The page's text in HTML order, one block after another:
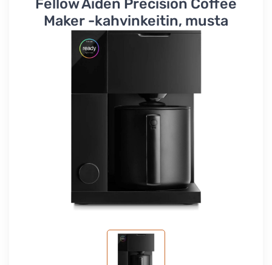
Fellow Aiden Precision Coffee
Maker -kahvinkeitin, musta